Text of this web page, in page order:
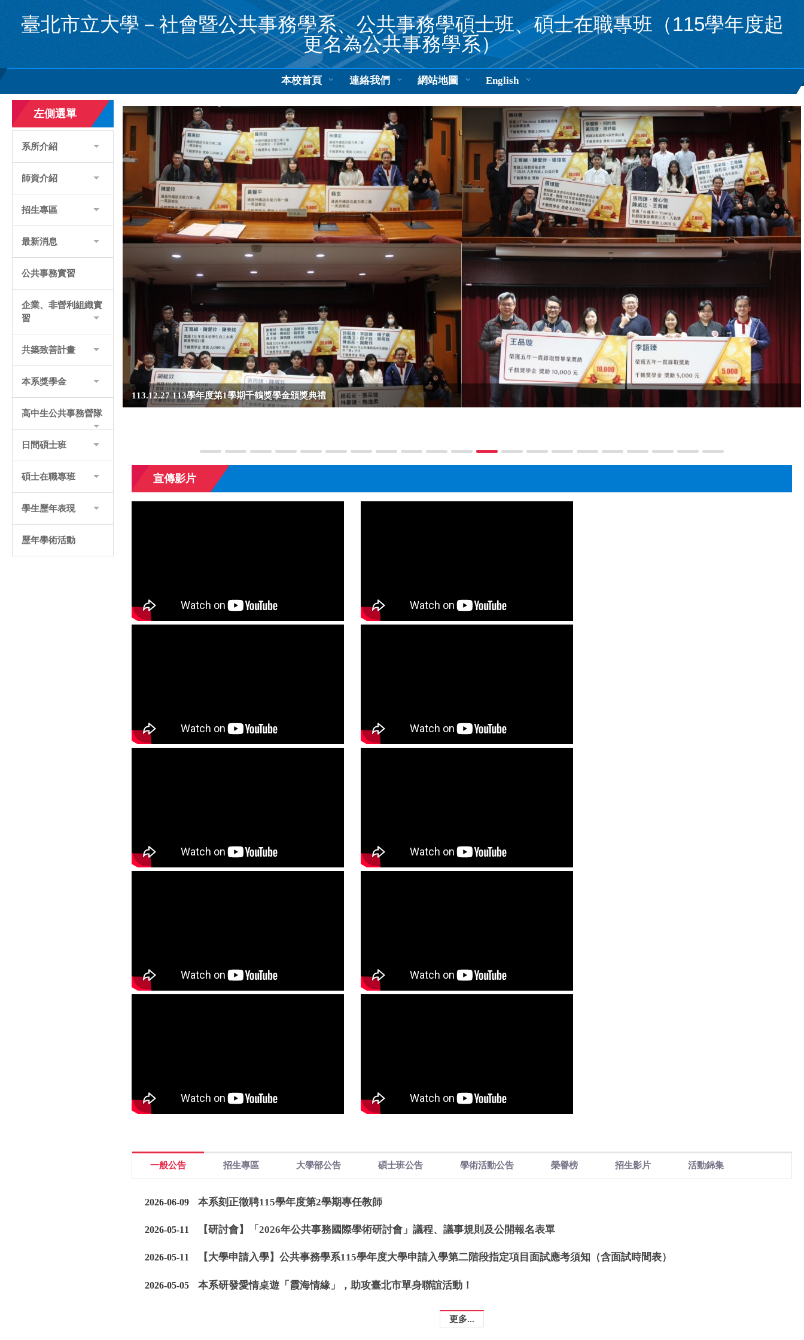
臺北市立大學－社會暨公共事務學系、公共事務學碩士班、碩士在職專班（115學年度起
更名為公共事務學系）
本校首頁 連絡我們 網站地圖 English
左側選單
系所介紹
師資介紹
招生專區
最新消息
公共事務實習
企業、非營利組織實
習
共築致善計畫
本系獎學金
高中生公共事務營隊
日間碩士班
碩士在職專班
學生歷年表現
歷年學術活動
113.12.27 113學年度第1學期千鶴獎學金頒獎典禮
宣傳影片
一般公告 招生專區 大學部公告 碩士班公告 學術活動公告 榮譽榜 招生影片 活動錦集
2026-06-09 本系刻正徵聘115學年度第2學期專任教師
2026-05-11 【研討會】「2026年公共事務國際學術研討會」議程、議事規則及公開報名表單
2026-05-11 【大學申請入學】公共事務學系115學年度大學申請入學第二階段指定項目面試應考須知（含面試時間表）
2026-05-05 本系研發愛情桌遊「霞海情緣」，助攻臺北市單身聯誼活動！
更多...